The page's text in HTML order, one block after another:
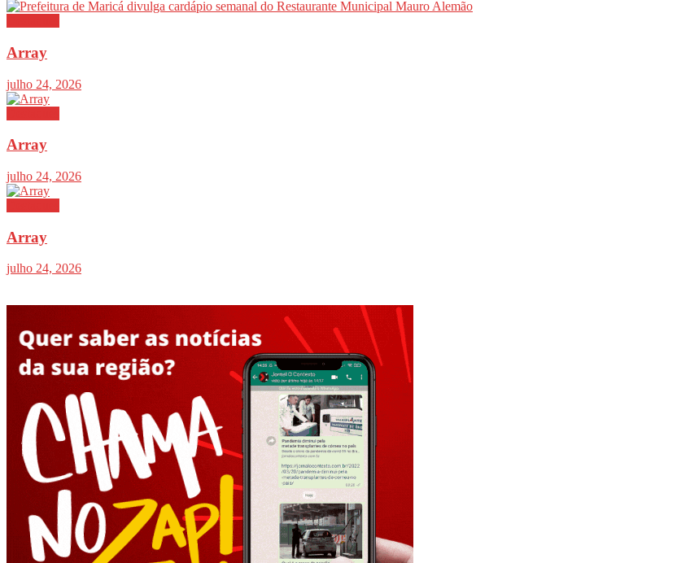
Array
julho 24, 2026
Array
julho 24, 2026
Array
julho 24, 2026